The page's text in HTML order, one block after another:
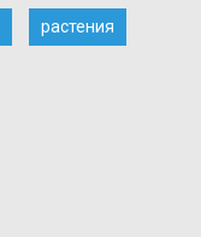
растения